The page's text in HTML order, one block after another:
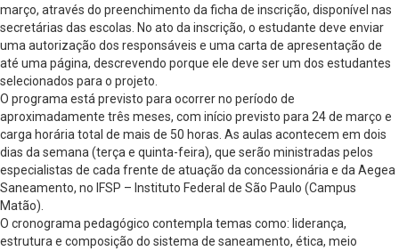
março, através do preenchimento da ficha de inscrição, disponível nas
secretárias das escolas. No ato da inscrição, o estudante deve enviar
uma autorização dos responsáveis e uma carta de apresentação de
até uma página, descrevendo porque ele deve ser um dos estudantes
selecionados para o projeto.
O programa está previsto para ocorrer no período de
aproximadamente três meses, com início previsto para 24 de março e
carga horária total de mais de 50 horas. As aulas acontecem em dois
dias da semana (terça e quinta-feira), que serão ministradas pelos
especialistas de cada frente de atuação da concessionária e da Aegea
Saneamento, no IFSP – Instituto Federal de São Paulo (Campus
Matão).
O cronograma pedagógico contempla temas como: liderança,
estrutura e composição do sistema de saneamento, ética, meio